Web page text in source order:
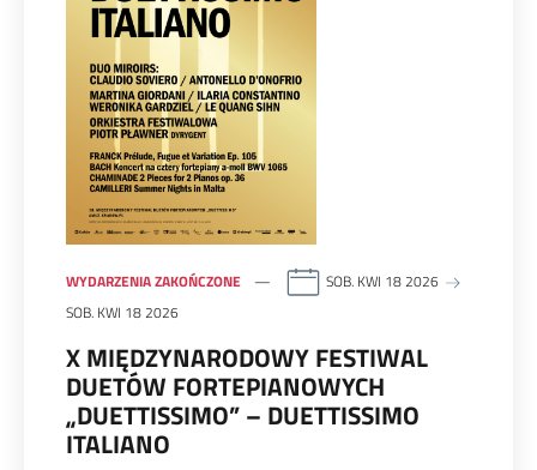
WYDARZENIA ZAKOŃCZONE
SOB. KWI 18 2026
SOB. KWI 18 2026
X MIĘDZYNARODOWY FESTIWAL
DUETÓW FORTEPIANOWYCH
„DUETTISSIMO” – DUETTISSIMO
ITALIANO